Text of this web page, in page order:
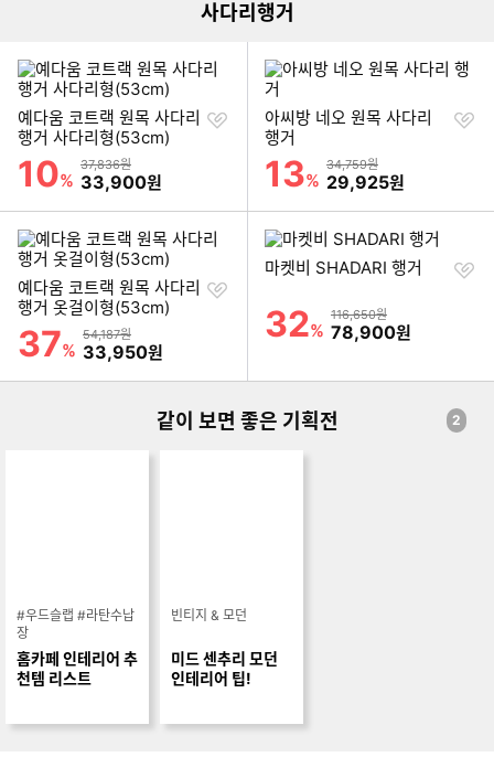
사다리행거
예다움 코트랙 원목 사다리
행거 사다리형(53cm)
할인률
10%
상품금액
37,836원
할인금액
33,900원
찜
아씨방 네오 원목 사다리
행거
할인률
13%
상품금액
34,759원
할인금액
29,925원
찜
예다움 코트랙 원목 사다리
행거 옷걸이형(53cm)
할인률
37%
상품금액
54,187원
할인금액
33,950원
찜
마켓비 SHADARI 행거
할인률
32%
상품금액
116,650원
할인금액
78,900원
찜
같이 보면 좋은 기획전 2